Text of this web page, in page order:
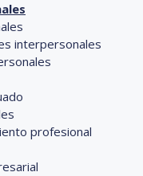
interpersonales
profesional